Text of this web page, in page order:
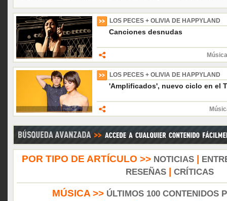
LOS PECES + OLIVIA DE HAPPYLAND
Canciones desnudas
LOS PECES + OLIVIA DE HAPPYLAND
'Amplificados', nuevo ciclo en el
POR TIPO DE ARTÍCULO >> NOTICIAS|
RESEÑAS| CRÍTICAS
MÚSICA >> ÚLTIMOS 100 CONTENIDOS